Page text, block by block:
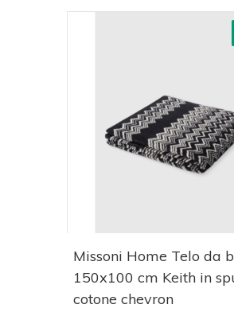
Acquista
Missoni Home Telo da
150x100 cm Keith in
cotone chevron